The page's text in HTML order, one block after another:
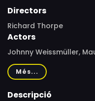
Directors
Richard Thorpe
Actors
Johnny Weissmüller,
Sheffield, Ian Hunter,
Henry Wilcoxon, Laraine
Més...
Descripció